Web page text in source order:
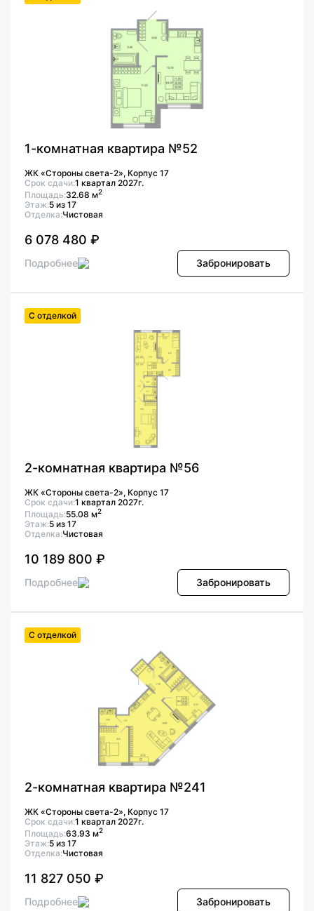
1-комнатная квартира №52
ЖК «Стороны света-2», Корпус 17
Срок сдачи:1 квартал 2027г.
Площадь:32.68 м2
Этаж:5 из 17
Отделка:Чистовая
6 078 480 ₽
Подробнее Забронировать
С отделкой
2-комнатная квартира №56
ЖК «Стороны света-2», Корпус 17
Срок сдачи:1 квартал 2027г.
Площадь:55.08 м2
Этаж:5 из 17
Отделка:Чистовая
10 189 800 ₽
Подробнее Забронировать
С отделкой
2-комнатная квартира №241
ЖК «Стороны света-2», Корпус 17
Срок сдачи:1 квартал 2027г.
Площадь:63.93 м2
Этаж:5 из 17
Отделка:Чистовая
11 827 050 ₽
Подробнее Забронировать